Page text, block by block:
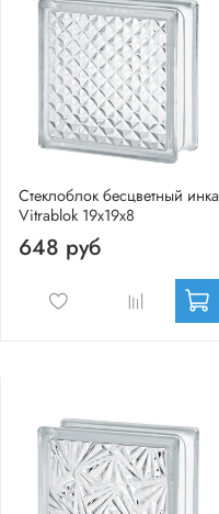
Стеклоблок бесцветный инка
Vitrablok 19х19х8
648 руб